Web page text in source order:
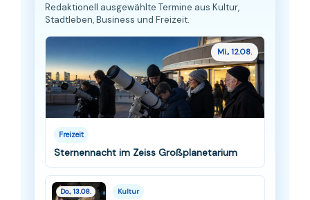
Redaktionell ausgewählte Termine aus Kultur,
Stadtleben, Business und Freizeit.
Mi., 12.08.
Freizeit
Sternennacht im Zeiss Großplanetarium
Do., 13.08. Kultur